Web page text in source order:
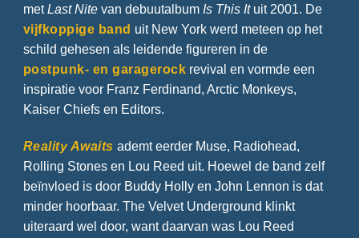
met Last Nite van debuutalbum Is This It uit 2001. De
vijfkoppige band uit New York werd meteen op het
schild gehesen als leidende figureren in de
postpunk- en garagerock revival en vormde een
inspiratie voor Franz Ferdinand, Arctic Monkeys,
Kaiser Chiefs en Editors.
Reality Awaitsademt eerder Muse, Radiohead,
Rolling Stones en Lou Reed uit. Hoewel de band zelf
beïnvloed is door Buddy Holly en John Lennon is dat
minder hoorbaar. The Velvet Underground klinkt
uiteraard wel door, want daarvan was Lou Reed